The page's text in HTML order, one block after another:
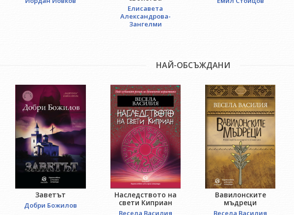
Елисавета
Александрова-
Зангелми
НАЙ-ОБСЪЖДАНИ
Заветът
Добри Божилов
Наследството на
свети Киприан
Весела Василия
Вавилонските
мъдреци
Весела Василия